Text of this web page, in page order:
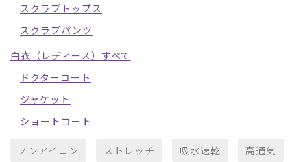
スクラブトップス
スクラブパンツ
白衣（レディース）すべて
ドクターコート
ジャケット
ショートコート
ノンアイロン ストレッチ 吸水速乾 高通気